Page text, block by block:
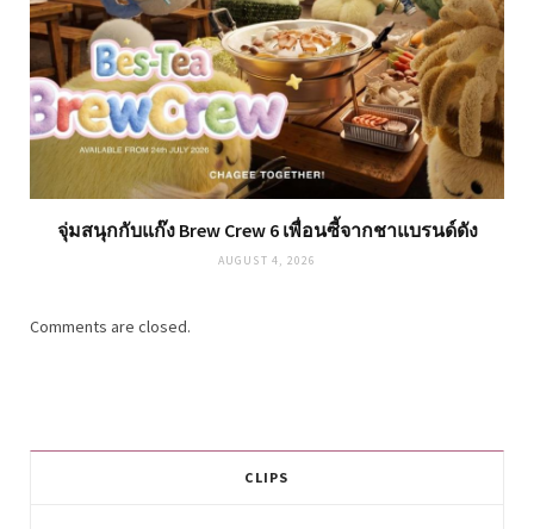
จุ่มสนุกกับแก๊ง Brew Crew 6 เพื่อนซี้จากชาแบรนด์ดัง
AUGUST 4, 2026
Comments are closed.
CLIPS